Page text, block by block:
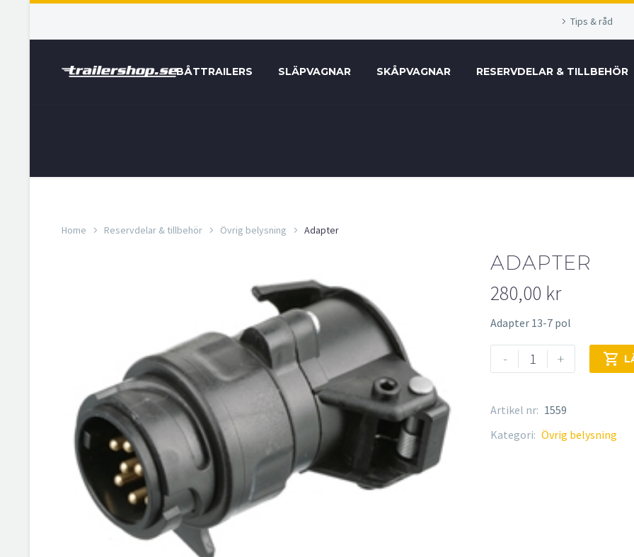
Tips & råd
BÅTTRAILERS SLÄPVAGNAR SKÅPVAGNAR RESERVDELAR & TILLBEHÖR
Home Reservdelar & tillbehör Övrig belysning Adapter
ADAPTER
280,00 kr
Adapter 13-7 pol
-
Adapter
mängd
+ 
Artikel nr: 1559
Kategori: Övrig belysning